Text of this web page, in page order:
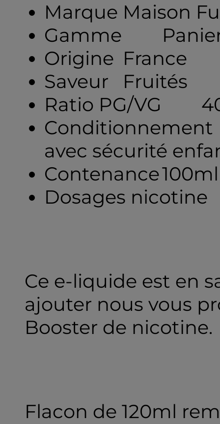
Marque Maison
Gamme
Origine France
Saveur
Fruités
Ratio PG/VG
Conditionnement
avec sécurité
Contenance100ml
Dosages nicotine
Ce e-liquide est en
ajouter nous vous
Booster de nicotine.
Flacon de 120ml